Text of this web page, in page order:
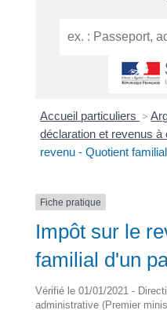
Accueil particuliers >
déclaration et revenus à
revenu - Quotient
Fiche pratique
Impôt sur le
familial d'un
Vérifié le 01/01/2021 -
administrative (Premier